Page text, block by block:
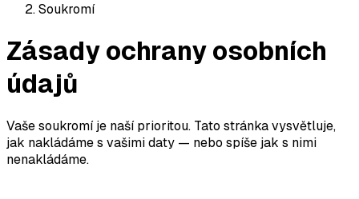
Soukromí
Zásady ochrany osobních
údajů
Vaše soukromí je naší prioritou. Tato stránka vysvětluje,
jak nakládáme s vašimi daty — nebo spíše jak s nimi
nenakládáme.